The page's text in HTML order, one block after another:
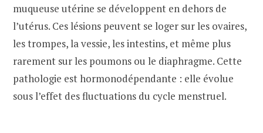
muqueuse utérine se développent en dehors de
l’utérus. Ces lésions peuvent se loger sur les ovaires,
les trompes, la vessie, les intestins, et même plus
rarement sur les poumons ou le diaphragme. Cette
pathologie est hormonodépendante : elle évolue
sous l’effet des fluctuations du cycle menstruel.